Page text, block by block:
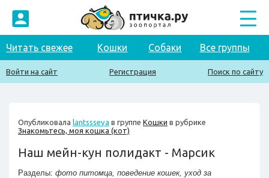
Читать свежее Кошки Собаки Все группы
Войти на сайт Регистрация Поиск по сайту
Опубликовала lantssseva в группе Кошки в рубрике
Знакомьтесь, моя кошка (кот)
Наш мейн-кун полидакт - Марсик
Разделы: фото питомца, поведение кошек, уход за